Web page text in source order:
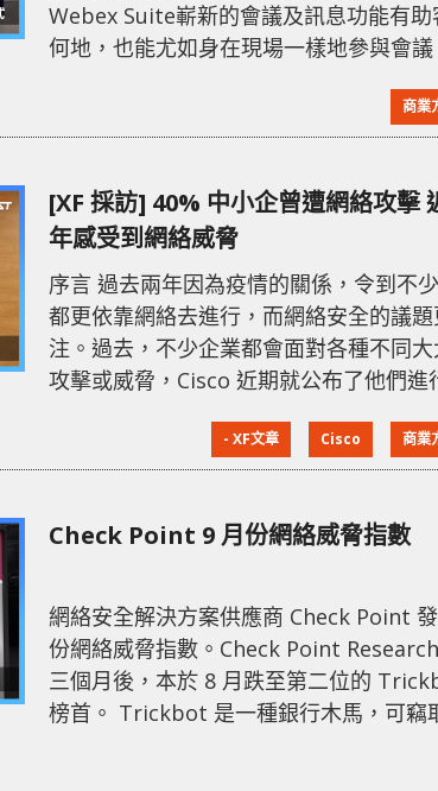
Webex Suite嶄新的會議及訊息功能有助
何地，也能尤如身在現場一樣地參與會議
產品組合亦能支援大規模的混合型活動
與Zoom、Microsoft及Google的視像通
行副總裁兼網絡安全及協作業務總經理
商業
[XF 採訪] 40% 中小企曾遭網絡攻擊
年感受到網絡威脅
序言 過去兩年因為疫情的關係，令到不
都更依靠網絡去進行，而網絡安全的議
注。過去，不少企業都會面對各種不同
攻擊或威脅，Cisco 近期就公布了他們進
去一年曾遭受各種的網絡擊，當中不乏
公錢上的損失，更有 10% 被攻擊的中小
化商務發展，不同的企業都有機會面對各
- XF文章 Cisco 商業
Check Point 9 月份網絡威脅指數
網絡安全解決方案供應商 Check Point
份網絡威脅指數。Check Point
三個月後，本於 8 月跌至第二位的
榜首。 Trickbot 是一種銀行木馬，可竊